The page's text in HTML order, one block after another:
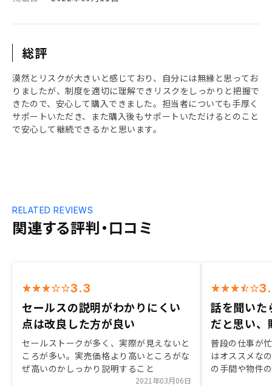
総評
漠然とリスクが大きいと感じており、自分には無縁と思ってお
りましたが、制度を適切に理解できリスクをしっかりと把握で
きたので、安心して購入できました。担当者についても手厚く
サポートいただき、また購入後もサポートいただけるとのこと
で安心して継続できるかと思います。
関連する評判・口コミ
RELATED REVIEWS
3.3
セールスの説明がわかりにくい
点は改良した方が良い
セールストークが多く、実際が見えないと
ころが多い。実売価格より高いところがな
ぜ高いのかしっかり説明すること
2021年03月06日
話を聞いた
だと思い、
普段の仕事が
はオススメな
の手間や物件